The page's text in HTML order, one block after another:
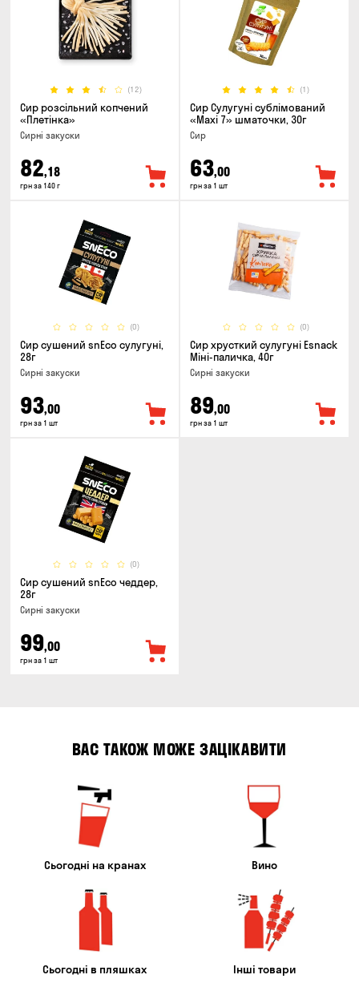
(12)
Сир розсільний копчений
«Плетінка»
Сирні закуски
82,18
грн за 140 г
(1)
Сир Сулугуні сублімований
«Maxi 7» шматочки, 30г
Сир
63,00
грн за 1 шт
(0)
Сир сушений snEco сулугуні,
28г
Сирні закуски
93,00
грн за 1 шт
(0)
Сир хрусткий сулугунi Esnack
Міні-паличка, 40г
Сирні закуски
89,00
грн за 1 шт
(0)
Сир сушений snEco чеддер,
28г
Сирні закуски
99,00
грн за 1 шт
ВАС ТАКОЖ МОЖЕ ЗАЦІКАВИТИ
Сьогодні на кранах Вино
Сьогодні в пляшках Інші товари